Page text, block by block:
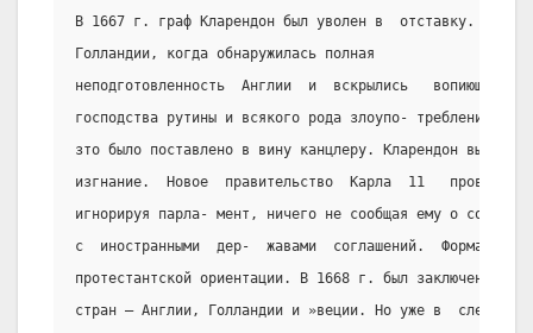
В 1667 г. граф Кларендон был уволен в  отставку.
Голландии, когда обнаружилась полная
неподготовленность  Англии  и  вскрылись   вопиющие
господства рутины и всякого рода злоупо- треблений в
зто было поставлено в вину канцлеру. Кларендон
изгнание.  Новое  правительство  Карла  11
игнорируя парла- мент, ничего не сообщая ему о
с  иностранными  дер-  жавами  соглашений.  Формально
протестантской ориентации. В 1668 г. был заключен союз
стран – Англии, Голландии и »веции. Но уже в